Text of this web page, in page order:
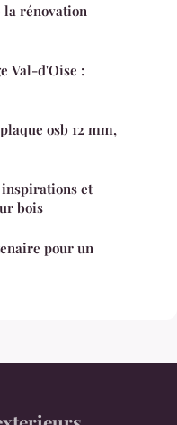
la rénovation
Val-d'Oise :
osb 12 mm,
et
bois
pour un